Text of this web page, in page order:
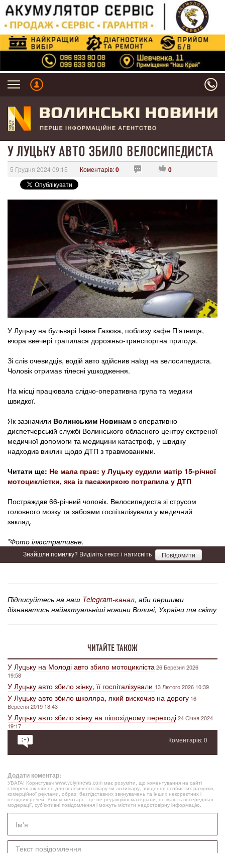
У ЛУЦЬКУ АВТО ЗБИЛО ВЕЛОСИПЕДИСТА
5 Грудня 2024 09:15 Коментарів:0 0
У Луцьку на бульварі Івана Газюка, поблизу кафе П’ятниця,
вчора ввечері трапилася дорожньо-транспортна пригода.
Зі слів очевидців, водій авто здійснив наїзд на велосипедиста.
Чоловік отримав тілесні ушкодження.
На місці працювала слідчо-оперативна група та медики
швидкої.
Як зазначили Волинським Новинам в оперативно-
диспетчерській службі Волинського обласного центру екстреної
медичної допомоги та медицини катастроф, у швидку
надходив виклик щодо ДТП з травмованими.
Читати ще: Не мала прав: у Луцьку судили матір 15-річної
мотоциклістки, яка із пасажиркою потрапила у ДТП
Постраждав 66-річний чоловік. Велосипедиста зі струсом
головного мозку та забоями госпіталізували у медичний
заклад.
*Фото ілюстративне.
Знайшли помилку? Виділіть текст і натисніть Повідомити
Підписуйтесь на наш Telegram-канал, аби першими
дізнаватись найактуальніші новини Волині, України та світу
ЧИТАЙТЕ ТАКОЖ
У Луцьку на Молоді авто збило мотоцикліста26 Березня 2026
19:58
У Луцьку авто збило жінку, її госпіталізували 13 Лютого 2026 10:39
У Луцьку авто збило школяра, який вискочив на дорогу 16
Вересня 2019 18:43
У Луцьку авто збило жінку на пішохідному переході24 Січня 2024
19:17
Коментарів: 0
Додати коментар:
УВАГА! Користувач www.volynnews.com має розуміти, що коментування на сайті
створені аж ніяк не для політичного піару чи антипіару, зведення особистих рахунків,
комерційної реклами, образ, безпідставних звинувачень та інших некоректних і
негідних речей. Утім коментарі – це не редакційні матеріали, не мають попередньої
модерації, суб’єктивні повідомлення і можуть містити недостовірну інформацію.